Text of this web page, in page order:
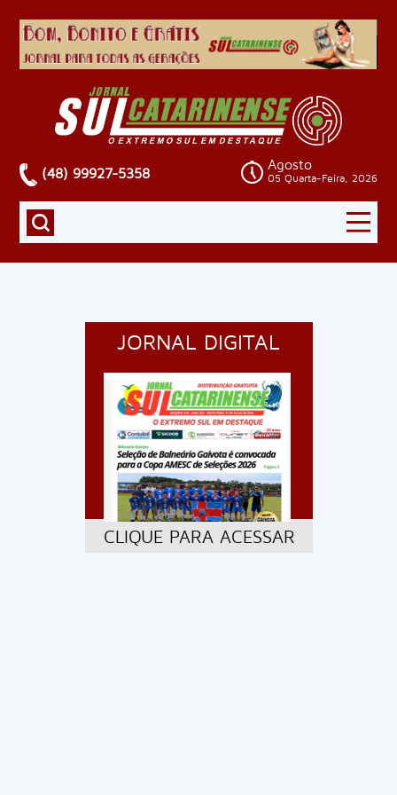
(48) 99927-5358
Agosto
05 Quarta-Feira, 2026
JORNAL DIGITAL
CLIQUE PARA ACESSAR